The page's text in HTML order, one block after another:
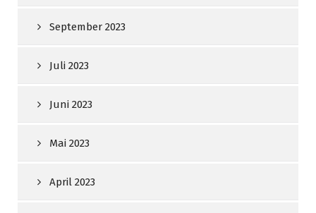
September 2023
Juli 2023
Juni 2023
Mai 2023
April 2023